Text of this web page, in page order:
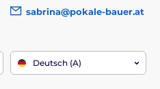
sabrina@pokale-bauer.at
Deutsch (A)